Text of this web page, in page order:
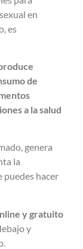
en
es
de
a la salud
genera
la
puedes hacer
y gratuito
y